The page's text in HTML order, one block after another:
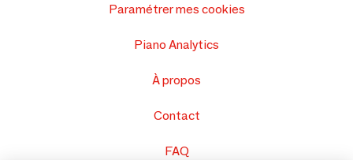
Paramétrer mes cookies
Piano Analytics
À propos
Contact
FAQ